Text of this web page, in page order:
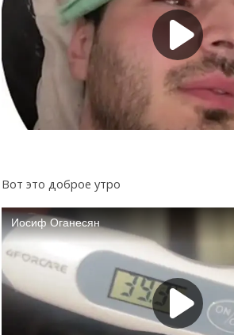
Вот это доброе утро